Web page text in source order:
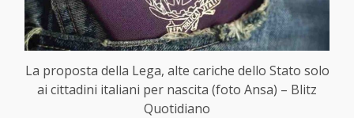
La proposta della Lega, alte cariche dello Stato solo
ai cittadini italiani per nascita (foto Ansa) – Blitz
Quotidiano